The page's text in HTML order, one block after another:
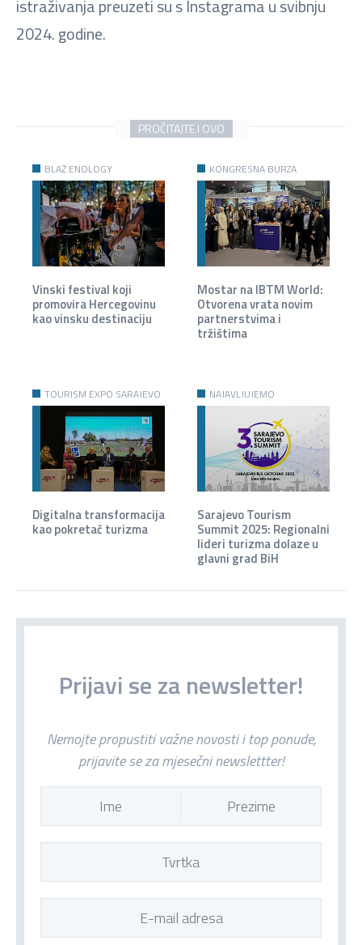
istraživanja preuzeti su s Instagrama u svibnju
2024. godine.
PROČITAJTE I OVO
BLAŽ ENOLOGY
Vinski festival koji
promovira Hercegovinu
kao vinsku destinaciju
KONGRESNA BURZA
Mostar na IBTM World:
Otvorena vrata novim
partnerstvima i
tržištima
TOURISM EXPO SARAJEVO
2025
Digitalna transformacija
kao pokretač turizma
NAJAVLJUJEMO
Sarajevo Tourism
Summit 2025: Regionalni
lideri turizma dolaze u
glavni grad BiH
Prijavi se za newsletter!
Nemojte propustiti važne novosti i top ponude,
prijavite se za mjesečni newslettter!